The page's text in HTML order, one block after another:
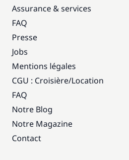
Assurance & services
FAQ
Presse
Jobs
Mentions légales
CGU : Croisière/Location
FAQ
Notre Blog
Notre Magazine
Contact